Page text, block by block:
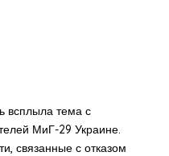
всплыла тема с
МиГ-29 Украине.
связанные с отказом